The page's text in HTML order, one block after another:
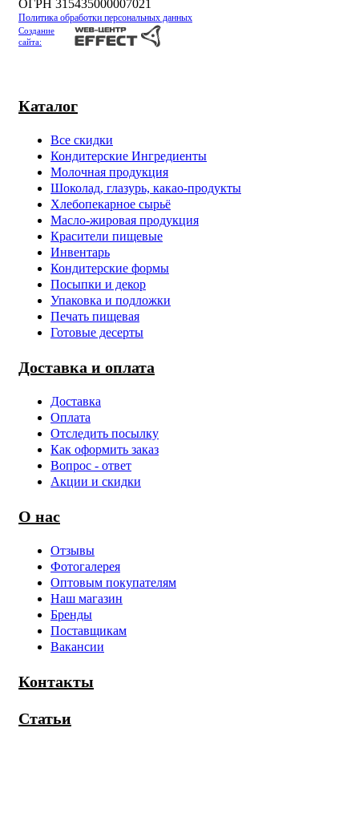
Каталог
Все скидки
Кондитерские Ингредиенты
Молочная продукция
Шоколад, глазурь, какао-продукты
Хлебопекарное сырьё
Масло-жировая продукция
Красители пищевые
Инвентарь
Кондитерские формы
Посыпки и декор
Упаковка и подложки
Печать пищевая
Готовые десерты
Доставка и оплата
Доставка
Оплата
Отследить посылку
Как оформить заказ
Вопрос - ответ
Акции и скидки
О нас
Отзывы
Фотогалерея
Оптовым покупателям
Наш магазин
Бренды
Поставщикам
Вакансии
Контакты
Статьи
ОГРН 315435000007021
Политика обработки персональных данных
Создание
сайта: